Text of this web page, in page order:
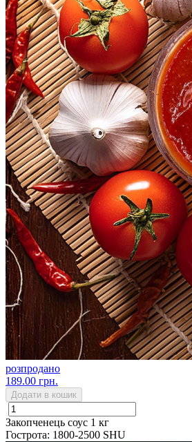
розпродано
189.00 грн.
Додати в кошик
Закопченець соус 1 кг
Гострота: 1800-2500 SHU